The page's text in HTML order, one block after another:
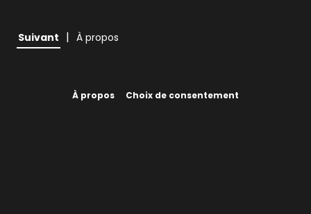
Suivant | À propos
À propos Choix de consentement